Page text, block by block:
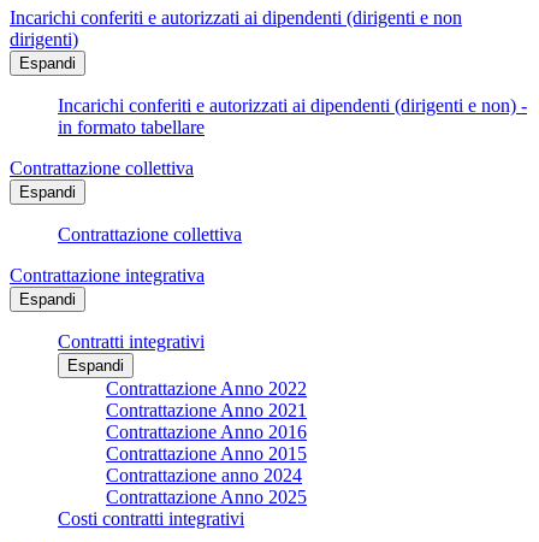
Incarichi conferiti e autorizzati ai dipendenti (dirigenti e non
dirigenti)
Espandi
Incarichi conferiti e autorizzati ai dipendenti (dirigenti e non) -
in formato tabellare
Contrattazione collettiva
Espandi
Contrattazione collettiva
Contrattazione integrativa
Espandi
Contratti integrativi
Espandi
Contrattazione Anno 2022
Contrattazione Anno 2021
Contrattazione Anno 2016
Contrattazione Anno 2015
Contrattazione anno 2024
Contrattazione Anno 2025
Costi contratti integrativi